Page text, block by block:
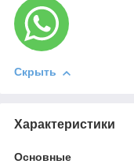
Скрыть
Характеристики
Основные